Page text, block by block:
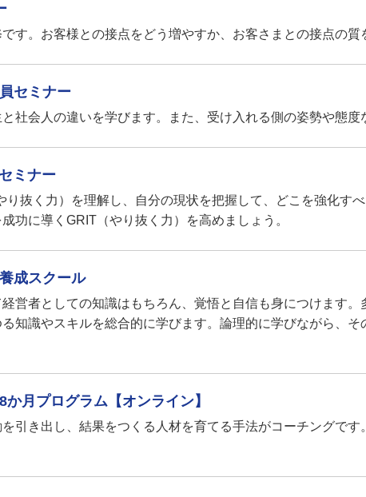
す。お客様との接点をどう増やすか、お客さまとの接点の質
セミナー
社会人の違いを学びます。また、受け入れる側の姿勢や態度
ミナー
抜く力）を理解し、自分の現状を把握して、どこを強化す
功に導くGRIT（やり抜く力）を高めましょう。
成スクール
営者としての知識はもちろん、覚悟と自信も身につけます
知識やスキルを総合的に学びます。論理的に学びながら、
月プログラム【オンライン】
引き出し、結果をつくる人材を育てる手法がコーチングで